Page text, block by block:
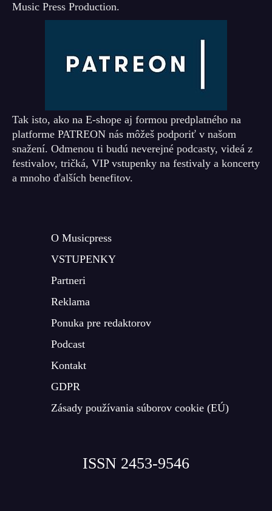
Music Press Production.
Tak isto, ako na E-shope aj formou predplatného na
platforme PATREON nás môžeš podporiť v našom
snažení. Odmenou ti budú neverejné podcasty, videá z
festivalov, tričká, VIP vstupenky na festivaly a koncerty
a mnoho ďalších benefitov.
O Musicpress
VSTUPENKY
Partneri
Reklama
Ponuka pre redaktorov
Podcast
Kontakt
GDPR
Zásady používania súborov cookie (EÚ)
ISSN 2453-9546